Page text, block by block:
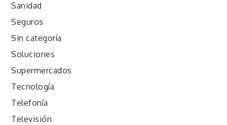
Sanidad
Seguros
Sin categoría
Soluciones
Supermercados
Tecnología
Telefonía
Televisión